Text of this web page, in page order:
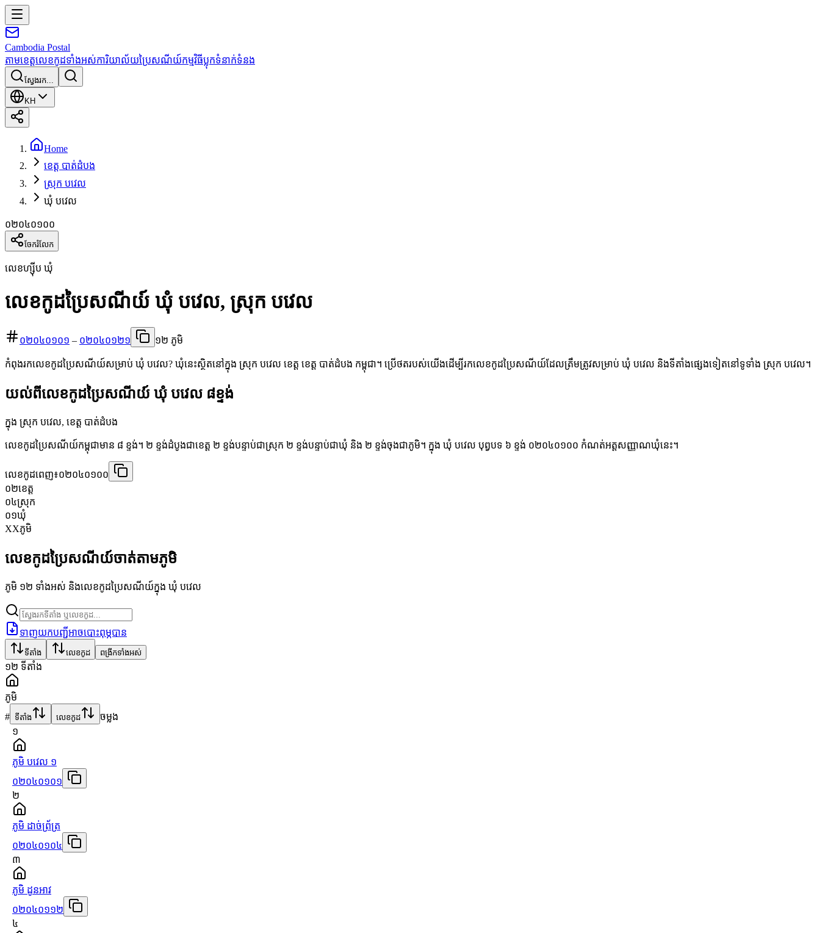
Cambodia Postal
តាមខេត្តលេខកូដទាំងអស់ការិយាល័យប្រៃសណីយ៍កម្មវិធីប្លុកទំនាក់ទំនង
ស្វែងរក...
KH
Home
ខេត្ត បាត់ដំបង
ស្រុក បវេល
ឃុំ បវេល
០២០៤០១០០
ចែករំលែក
លេខហ្ស៊ីប ឃុំ
លេខកូដប្រៃសណីយ៍ ឃុំ បវេល, ស្រុក បវេល
០២០៤០១០១ – ០២០៤០១២១ ១២ ភូមិ
កំពុងរកលេខកូដប្រៃសណីយ៍សម្រាប់ ឃុំ បវេល? ឃុំនេះស្ថិតនៅក្នុង ស្រុក បវេល ខេត្ត ខេត្ត បាត់ដំបង កម្ពុជា។ ប្រើថតរបស់យើងដើម្បីរកលេខកូដប្រៃសណីយ៍ដែលត្រឹមត្រូវសម្រាប់ ឃុំ បវេល និងទីតាំងផ្សេងទៀតនៅទូទាំង ស្រុក បវេល។
យល់ពីលេខកូដប្រៃសណីយ៍ ឃុំ បវេល ៨ខ្ទង់
ក្នុង ស្រុក បវេល, ខេត្ត បាត់ដំបង
លេខកូដប្រៃសណីយ៍កម្ពុជាមាន ៨ ខ្ទង់។ ២ ខ្ទង់ដំបូងជាខេត្ត ២ ខ្ទង់បន្ទាប់ជាស្រុក ២ ខ្ទង់បន្ទាប់ជាឃុំ និង ២ ខ្ទង់ចុងជាភូមិ។ ក្នុង ឃុំ បវេល បុព្វបទ ៦ ខ្ទង់ ០២០៤០១០០ កំណត់អត្តសញ្ញាណឃុំនេះ។
លេខកូដពេញ៖០២០៤០១០០
០២ខេត្ត
០៤ស្រុក
០១ឃុំ
XXភូមិ
លេខកូដប្រៃសណីយ៍ចាត់តាមភូមិ
ភូមិ ១២ ទាំងអស់ និងលេខកូដប្រៃសណីយ៍ក្នុង ឃុំ បវេល
ទាញយកបញ្ជីអាចបោះពុម្ភបាន
ទីតាំង លេខកូដ ពង្រីកទាំងអស់
១២ ទីតាំង
ភូមិ
# ទីតាំង លេខកូដ
ចម្លង
១
ភូមិ បវេល ១
០២០៤០១០១
២
ភូមិ ដាច់ព្រ័ត្រ
០២០៤០១០៤
៣
ភូមិ ដូនអាវ
០២០៤០១១២
៤